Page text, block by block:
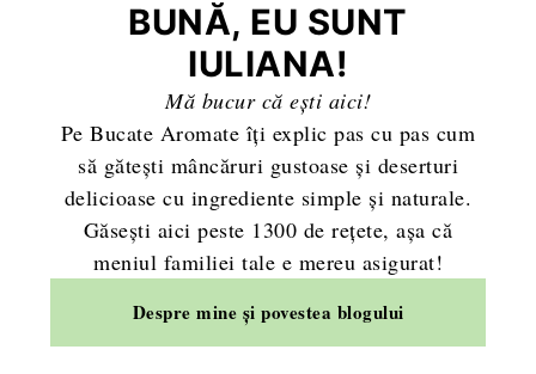
BUNĂ, EU SUNT
IULIANA!
Mă bucur că ești aici!
Pe Bucate Aromate îți explic pas cu pas cum
să gătești mâncăruri gustoase și deserturi
delicioase cu ingrediente simple și naturale.
Găsești aici peste 1300 de rețete, așa că
meniul familiei tale e mereu asigurat!
Despre mine și povestea blogului